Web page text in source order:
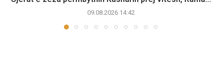
09.08.2026 14:42